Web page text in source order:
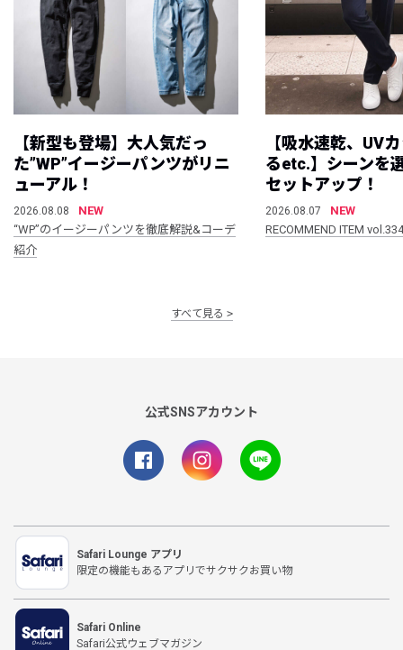
【新型も登場】大人気だっ
た”WP”イージーパンツがリニ
ューアル！
2026.08.08
NEW
“WP”のイージーパンツを徹底解説&コーデ
紹介
【吸水速乾、UV
るetc.】シーンを
セットアップ！
2026.08.07
NEW
RECOMMEND ITEM vol.334
すべて見る
公式SNSアカウント
Safari Lounge アプリ
限定の機能もあるアプリでサクサクお買い物
Safari Online
Safari公式ウェブマガジン